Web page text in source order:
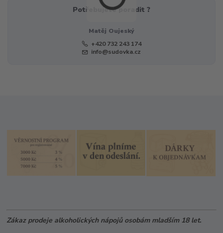
Potřebujete poradit ?
Matěj Oujeský
+420 732 243 174
info@sudovka.cz
Zákaz prodeje alkoholických nápojů osobám mladším 18 let.